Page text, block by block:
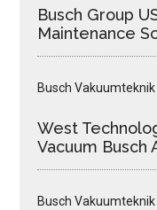
Busch Group
Maintenance
Busch
West
Vacuum Busch
Busch